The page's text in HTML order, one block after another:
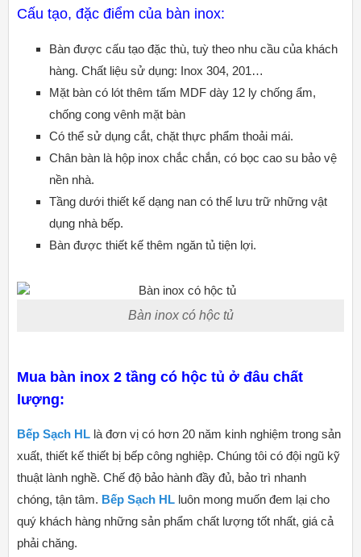
Cấu tạo, đặc điểm của bàn inox:
Bàn được cấu tạo đặc thù, tuỳ theo nhu cầu của khách
hàng. Chất liệu sử dụng: Inox 304, 201…
Mặt bàn có lót thêm tấm MDF dày 12 ly chống ẩm,
chống cong vênh mặt bàn
Có thể sử dụng cắt, chặt thực phẩm thoải mái.
Chân bàn là hộp inox chắc chắn, có bọc cao su bảo vệ
nền nhà.
Tầng dưới thiết kế dạng nan có thể lưu trữ những vật
dụng nhà bếp.
Bàn được thiết kế thêm ngăn tủ tiện lợi.
Bàn inox có hộc tủ
Mua bàn inox 2 tầng có hộc tủ ở đâu chất
lượng:
Bếp Sạch HL là đơn vị có hơn 20 năm kinh nghiệm trong sản
xuất, thiết kế thiết bị bếp công nghiệp. Chúng tôi có đội ngũ kỹ
thuật lành nghề. Chế độ bảo hành đầy đủ, bảo trì nhanh
chóng, tận tâm. Bếp Sạch HL luôn mong muốn đem lại cho
quý khách hàng những sản phẩm chất lượng tốt nhất, giá cả
phải chăng.